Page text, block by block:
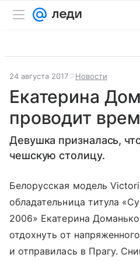
24 августа 2017 Новости
Екатерина
проводит
Девушка призналась,
чешскую столицу.
Белорусская модель
обладательница титула
2006» Екатерина
отдохнуть от
и отправилась в Прагу.